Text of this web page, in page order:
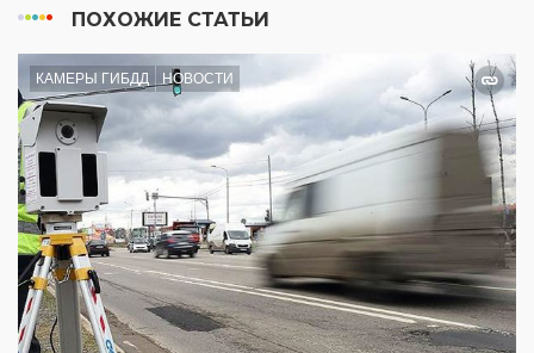
ПОХОЖИЕ СТАТЬИ
КАМЕРЫ ГИБДД НОВОСТИ